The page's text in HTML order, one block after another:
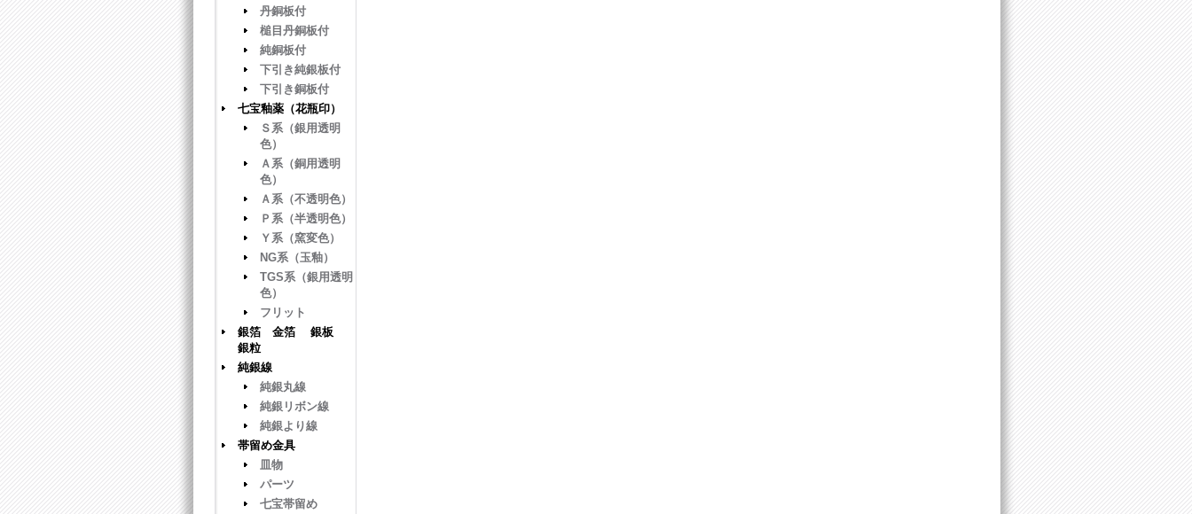
丹銅板付
槌目丹銅板付
純銅板付
下引き純銀板付
下引き銅板付
七宝釉薬（花瓶印）
Ｓ系（銀用透明
色）
Ａ系（銅用透明
色）
Ａ系（不透明色）
Ｐ系（半透明色）
Ｙ系（窯変色）
NG系（玉釉）
TGS系（銀用透明
色）
フリット
銀箔 金箔 銀板
銀粒
純銀線
純銀丸線
純銀リボン線
純銀より線
帯留め金具
皿物
パーツ
七宝帯留め